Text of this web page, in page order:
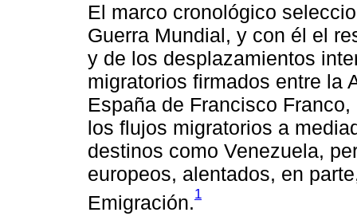
El marco cronológico
Guerra Mundial, y con él el
y de los desplazamientos
migratorios firmados entre la
España de Francisco
los flujos migratorios a
destinos como Venezuela,
europeos, alentados, en
Emigración.1